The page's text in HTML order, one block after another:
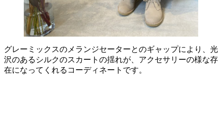
グレーミックスのメランジセーターとのギャップにより、光
沢のあるシルクのスカートの揺れが、アクセサリーの様な存
在になってくれるコーディネートです。